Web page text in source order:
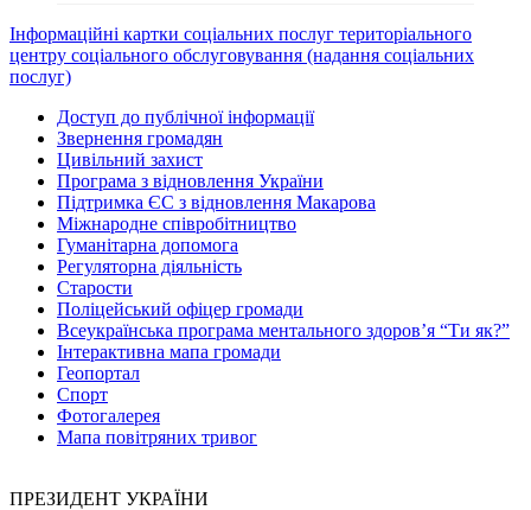
Інформаційні картки соціальних послуг територіального
центру соціального обслуговування (надання соціальних
послуг)
Доступ до публічної інформації
Звернення громадян
Цивільний захист
Програма з відновлення України
Підтримка ЄС з відновлення Макарова
Міжнародне співробітництво
Гуманітарна допомога
Регуляторна діяльність
Старости
Поліцейський офіцер громади
Всеукраїнська програма ментального здоров’я “Ти як?”
Інтерактивна мапа громади
Геопортал
Спорт
Фотогалерея
Мапа повітряних тривог
ПРЕЗИДЕНТ УКРАЇНИ